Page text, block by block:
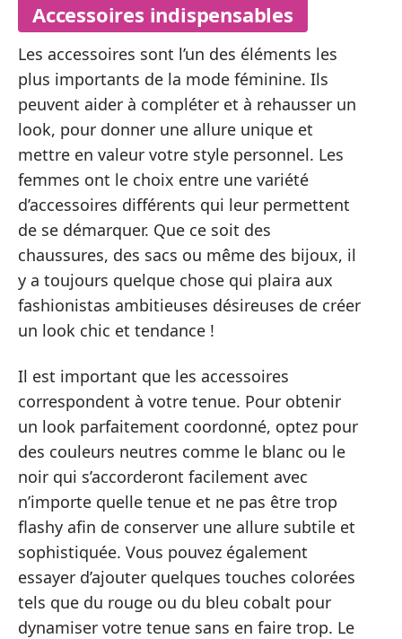
Accessoires indispensables
Les accessoires sont l’un des éléments les
plus importants de la mode féminine. Ils
peuvent aider à compléter et à rehausser un
look, pour donner une allure unique et
mettre en valeur votre style personnel. Les
femmes ont le choix entre une variété
d’accessoires différents qui leur permettent
de se démarquer. Que ce soit des
chaussures, des sacs ou même des bijoux, il
y a toujours quelque chose qui plaira aux
fashionistas ambitieuses désireuses de créer
un look chic et tendance !
Il est important que les accessoires
correspondent à votre tenue. Pour obtenir
un look parfaitement coordonné, optez pour
des couleurs neutres comme le blanc ou le
noir qui s’accorderont facilement avec
n’importe quelle tenue et ne pas être trop
flashy afin de conserver une allure subtile et
sophistiquée. Vous pouvez également
essayer d’ajouter quelques touches colorées
tels que du rouge ou du bleu cobalt pour
dynamiser votre tenue sans en faire trop. Le